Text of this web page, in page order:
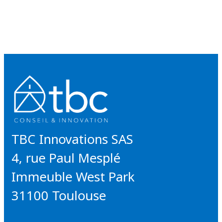
TBC Innovations SAS
4, rue Paul Mesplé
Immeuble West Park
31100 Toulouse